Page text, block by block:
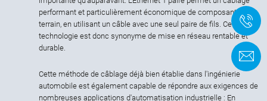
performant et particulièrement économique de composants de
terrain, en utilisant un câble avec une seul paire de fils. Cette
technologie est donc synonyme de mise en réseau rentable et
durable.
Cette méthode de câblage déjà bien établie dans l'ingénierie
automobile est également capable de répondre aux exigences de
nombreuses applications d'automatisation industrielle : En